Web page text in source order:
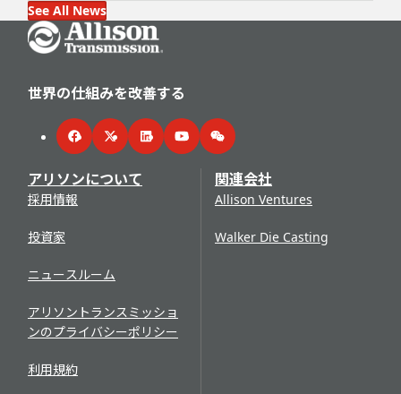
See All News
Go Home
世界の仕組みを改善する
FacebookTwitterLinkedInYouTubeWeChat
アリソンについて
採用情報
投資家
ニュースルーム
アリソントランスミッショ
ンのプライバシーポリシー
利用規約
関連会社
Allison Ventures
Walker Die Casting